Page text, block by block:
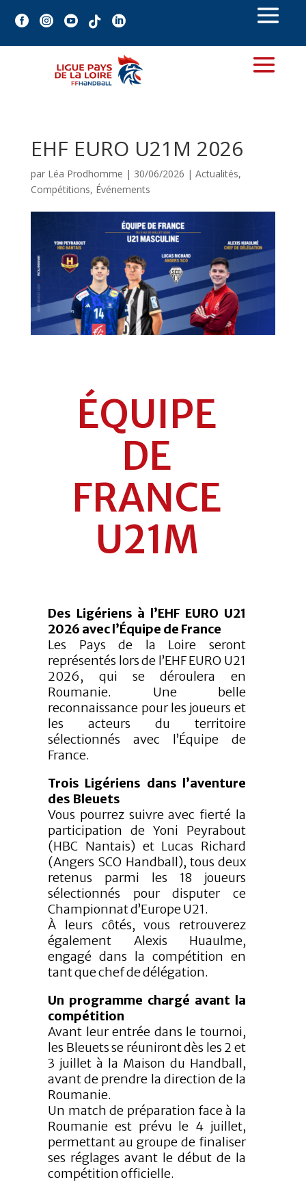
    
EHF EURO U21M 2026
par Léa Prodhomme | 30/06/2026 | Actualités,
Compétitions, Événements
ÉQUIPE
DE
FRANCE
U21M
Des Ligériens à l’EHF EURO U21
2026 avec l’Équipe de France
Les Pays de la Loire seront
représentés lors de l’EHF EURO U21
2026, qui se déroulera en
Roumanie. Une belle
reconnaissance pour les joueurs et
les acteurs du territoire
sélectionnés avec l’Équipe de
France.
Trois Ligériens dans l’aventure
des Bleuets
Vous pourrez suivre avec fierté la
participation de Yoni Peyrabout
(HBC Nantais) et Lucas Richard
(Angers SCO Handball), tous deux
retenus parmi les 18 joueurs
sélectionnés pour disputer ce
Championnat d’Europe U21.
À leurs côtés, vous retrouverez
également Alexis Huaulme,
engagé dans la compétition en
tant que chef de délégation.
Un programme chargé avant la
compétition
Avant leur entrée dans le tournoi,
les Bleuets se réuniront dès les 2 et
3 juillet à la Maison du Handball,
avant de prendre la direction de la
Roumanie.
Un match de préparation face à la
Roumanie est prévu le 4 juillet,
permettant au groupe de finaliser
ses réglages avant le début de la
compétition officielle.